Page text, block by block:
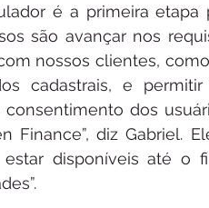
é a primeira etapa
são avançar nos
nossos clientes,
cadastrais, e
dos
Finance”, diz Gabriel.
estar disponíveis até o